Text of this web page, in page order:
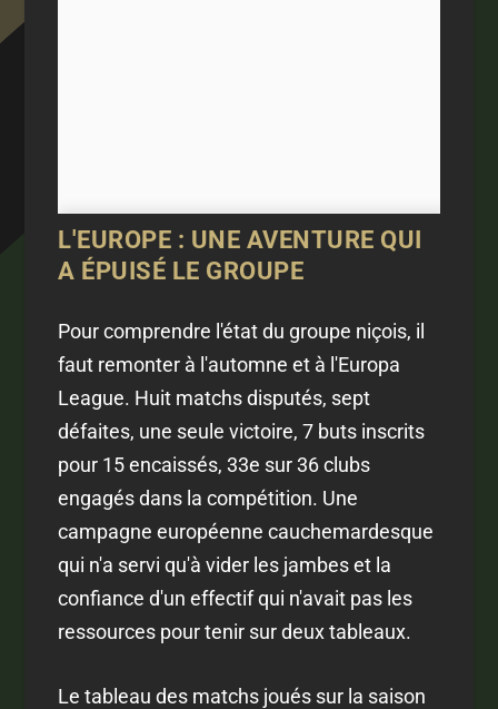
L'EUROPE : UNE AVENTURE QUI
A ÉPUISÉ LE GROUPE
Pour comprendre l'état du groupe niçois, il
faut remonter à l'automne et à l'Europa
League. Huit matchs disputés, sept
défaites, une seule victoire, 7 buts inscrits
pour 15 encaissés, 33e sur 36 clubs
engagés dans la compétition. Une
campagne européenne cauchemardesque
qui n'a servi qu'à vider les jambes et la
confiance d'un effectif qui n'avait pas les
ressources pour tenir sur deux tableaux.
Le tableau des matchs joués sur la saison